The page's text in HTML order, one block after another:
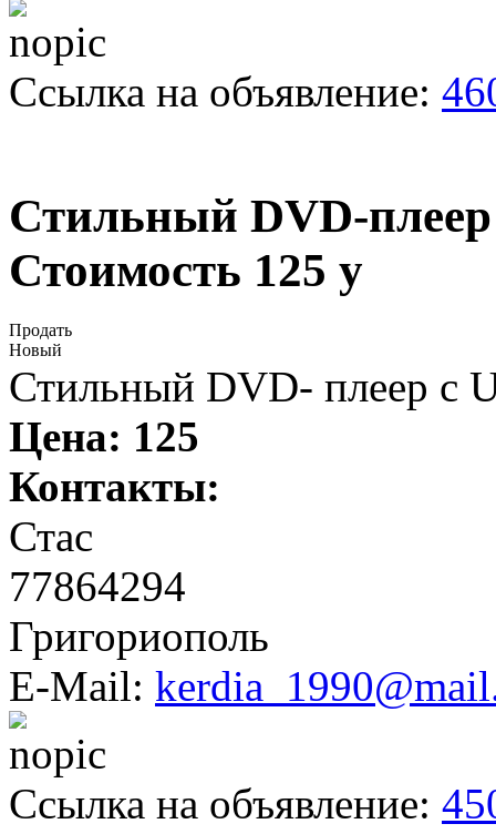
Ссылка на объявление:
Стильный DVD-
Стоимость 125 у
Продать
Новый
Стильный DVD- плеер с
Цена: 125
Контакты:
Стас
77864294
Григориополь
E-Mail:
Ссылка на объявление: